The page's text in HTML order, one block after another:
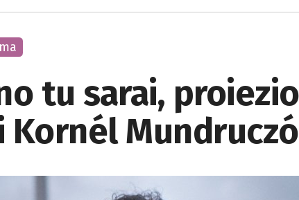
tu sarai,
Mundruczó